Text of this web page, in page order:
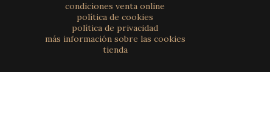
condiciones venta online
política de cookies
política de privacidad
más información sobre las cookies
tienda